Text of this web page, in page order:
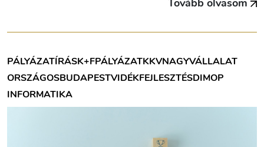
PÁLYÁZATÍRÁSK+FPÁLYÁZATKKVNAGYVÁLLALAT
ORSZÁGOSBUDAPESTVIDÉKFEJLESZTÉSDIMOP
INFORMATIKA